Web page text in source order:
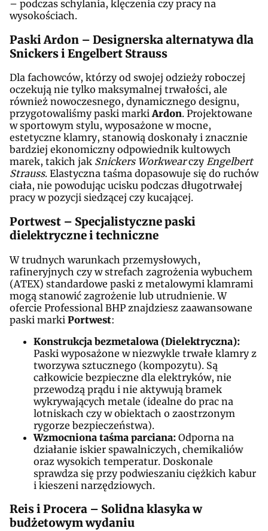
– podczas schylania, klęczenia czy pracy na
wysokościach.
Paski Ardon – Designerska alternatywa dla
Snickers i Engelbert Strauss
Dla fachowców, którzy od swojej odzieży roboczej
oczekują nie tylko maksymalnej trwałości, ale
również nowoczesnego, dynamicznego designu,
przygotowaliśmy paski markiArdon. Projektowane
w sportowym stylu, wyposażone w mocne,
estetyczne klamry, stanowią doskonały i znacznie
bardziej ekonomiczny odpowiednik kultowych
marek, takich jak Snickers WorkwearczyEngelbert
Strauss. Elastyczna taśma dopasowuje się do ruchów
ciała, nie powodując ucisku podczas długotrwałej
pracy w pozycji siedzącej czy kucającej.
Portwest – Specjalistyczne paski
dielektryczne i techniczne
W trudnych warunkach przemysłowych,
rafineryjnych czy w strefach zagrożenia wybuchem
(ATEX) standardowe paski z metalowymi klamrami
mogą stanowić zagrożenie lub utrudnienie. W
ofercie Professional BHP znajdziesz zaawansowane
paski marki Portwest:
Konstrukcja bezmetalowa (Dielektryczna):
Paski wyposażone w niezwykle trwałe klamry z
tworzywa sztucznego (kompozytu). Są
całkowicie bezpieczne dla elektryków, nie
przewodzą prądu i nie aktywują bramek
wykrywających metale (idealne do prac na
lotniskach czy w obiektach o zaostrzonym
rygorze bezpieczeństwa).
Wzmocniona taśma parciana: Odporna na
działanie iskier spawalniczych, chemikaliów
oraz wysokich temperatur. Doskonale
sprawdza się przy podwieszaniu ciężkich kabur
i kieszeni narzędziowych.
Reis i Procera – Solidna klasyka w
budżetowym wydaniu